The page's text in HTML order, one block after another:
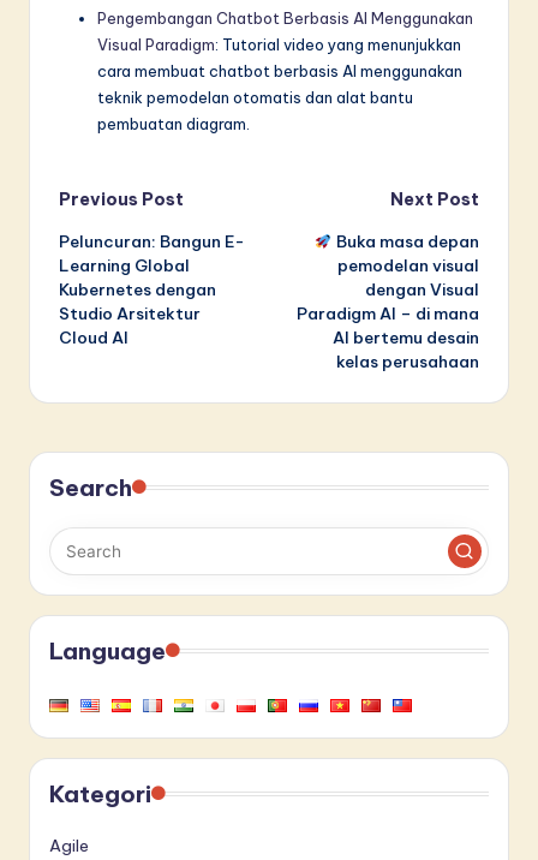
Pengembangan Chatbot Berbasis AI Menggunakan
Visual Paradigm: Tutorial video yang menunjukkan
cara membuat chatbot berbasis AI menggunakan
teknik pemodelan otomatis dan alat bantu
pembuatan diagram.
Post
navigation
Previous Post
Peluncuran: Bangun E-
Learning Global
Kubernetes dengan
Studio Arsitektur
Cloud AI
Next Post
Buka masa depan
pemodelan visual
dengan Visual
Paradigm AI – di mana
AI bertemu desain
kelas perusahaan
Search
Language
Kategori
Agile